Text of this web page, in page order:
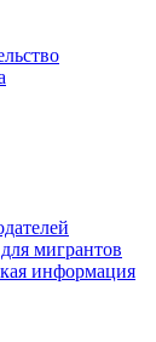
мигрантов
информация